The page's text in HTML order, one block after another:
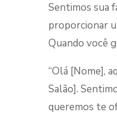
Sentimos sua
proporcionar
Quando você
“Olá [Nome],
Salão].
queremos te